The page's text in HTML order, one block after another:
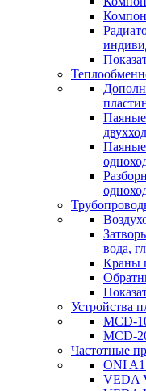
вода,
Краны
Устройства
MCD-
MCD-
Частотные
ONI
VEDA